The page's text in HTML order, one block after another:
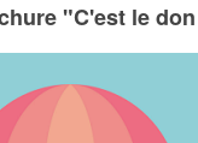
"C'est le